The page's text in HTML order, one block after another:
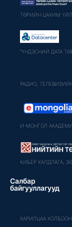
ТӨРИЙН ЦАХИМ
"ҮНДЭСНИЙ ДАТА
РАДИО,
И-МОНГОЛ
КИБЕР ХАЛДЛАГА,
Салбар
байгууллагууд
ХАРИЛЦАА